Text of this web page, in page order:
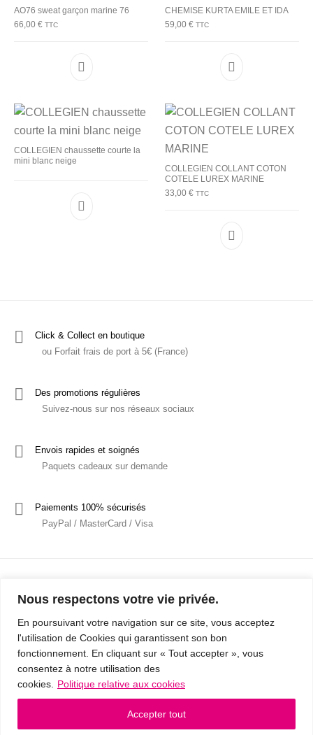
Nous respectons votre vie privée.
En poursuivant votre navigation sur ce site, vous acceptez
l'utilisation de Cookies qui garantissent son bon
fonctionnement. En cliquant sur « Tout accepter », vous
consentez à notre utilisation des
cookies.
Politique relative aux cookies
Accepter tout
AO76 sweat garçon marine 76
66,00€ TTC
Ce produit a plusieurs variations. Les options
CHEMISE KURTA EMILE ET IDA
59,00 € TTC
Ce produit a
COLLEGIEN chaussette courte la
mini blanc neige
COLLEGIEN COLLANT COTON
COTELE LUREX MARINE
33,00 € TTC
Ce produit a
Click & Collect en boutique
ou Forfait frais de port à 5€ (France)
Des promotions régulières
Suivez-nous sur nos réseaux sociaux
Envois rapides et soignés
Paquets cadeaux sur demande
Paiements 100% sécurisés
PayPal / MasterCard / Visa
Mentions Légales
Politique de confidentialité / RGPD
Conditions Générales de Vente
© 2019 - Cousins & Cousines